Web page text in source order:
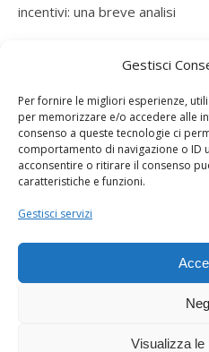
Gestisci
Per fornire le migliori esperienze,
per memorizzare e/o accedere alle
consenso a queste tecnologie ci
comportamento di navigazione o ID
acconsentire o ritirare il consenso
caratteristiche e funzioni.
Gestisci servizi
Visualizza le
incentivi: una breve analisi
rinnovabile che agiscono
ramatogelsuGruppo di
rinnovabile che agiscono
incentivi: una breve analisi
consorzio per la produzione di